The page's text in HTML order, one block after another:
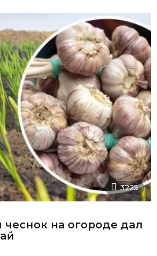
3225
чеснок на огороде дал